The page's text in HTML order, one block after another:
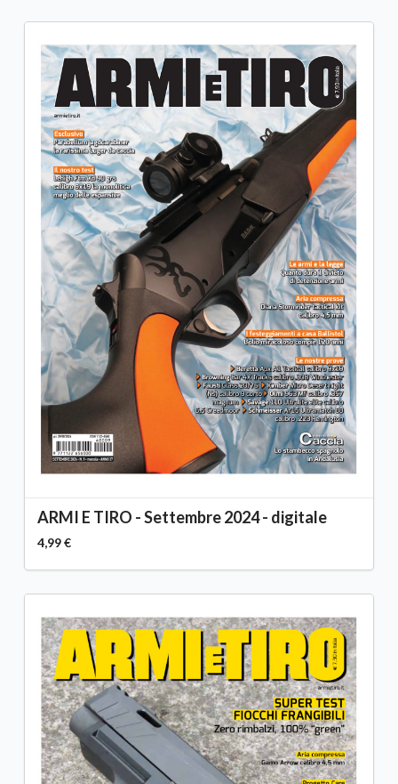
ARMI E TIRO - Settembre 2024 - digitale
4,99 €